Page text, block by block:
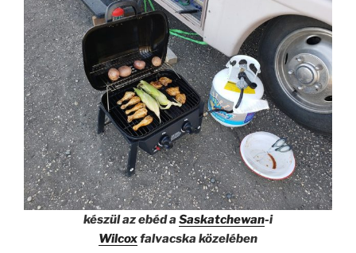
készül az ebéd a Saskatchewan-i
Wilcoxfalvacska közelében